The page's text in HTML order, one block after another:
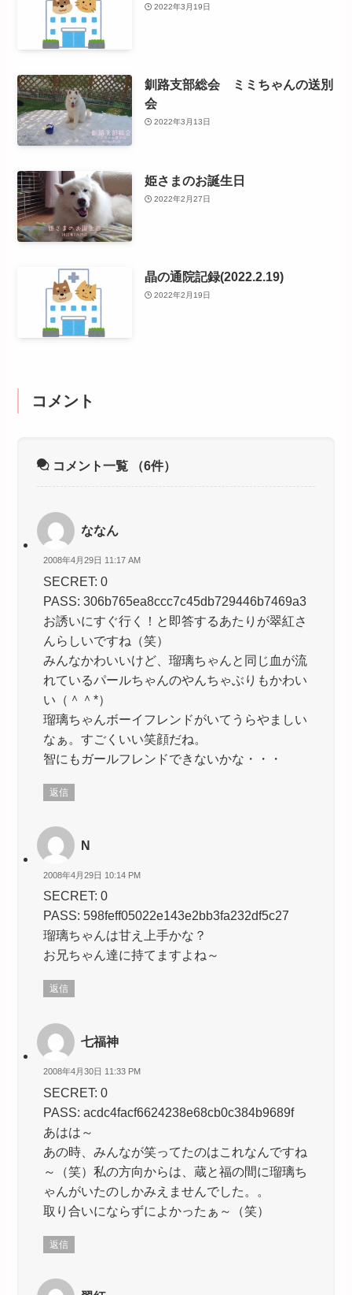
2022年3月19日
釧路支部総会 ミミちゃんの送別
会
2022年3月13日
姫さまのお誕生日
2022年2月27日
晶の通院記録(2022.2.19)
2022年2月19日
コメント
コメント一覧 （6件）
ななん
2008年4月29日 11:17 AM
SECRET: 0
PASS: 306b765ea8ccc7c45db729446b7469a3
お誘いにすぐ行く！と即答するあたりが翠紅さ
んらしいですね（笑）
みんなかわいいけど、瑠璃ちゃんと同じ血が流
れているパールちゃんのやんちゃぶりもかわい
い（＾＾*）
瑠璃ちゃんボーイフレンドがいてうらやましい
なぁ。すごくいい笑顔だね。
智にもガールフレンドできないかな・・・
返信
N
2008年4月29日 10:14 PM
SECRET: 0
PASS: 598feff05022e143e2bb3fa232df5c27
瑠璃ちゃんは甘え上手かな？
お兄ちゃん達に持てますよね～
返信
七福神
2008年4月30日 11:33 PM
SECRET: 0
PASS: acdc4facf6624238e68cb0c384b9689f
あはは～
あの時、みんなが笑ってたのはこれなんですね
～（笑）私の方向からは、蔵と福の間に瑠璃ち
ゃんがいたのしかみえませんでした。。
取り合いにならずによかったぁ～（笑）
返信